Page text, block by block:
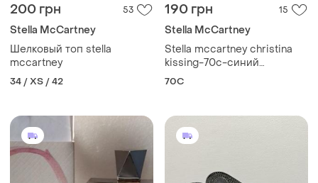
200 грн 53
Stella McCartney
Шелковый топ stella
mccartney
34 / XS / 42
190 грн 15
Stella McCartney
Stella mccartney christina
kissing-70c-синий
бюстгальтер
70C